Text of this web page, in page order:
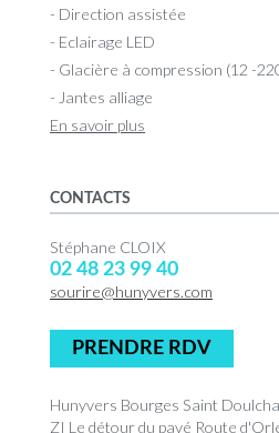
- Direction assistée
- Eclairage LED
- Glacière à compression (12 -
- Jantes alliage
En savoir plus
CONTACTS
Stéphane CLOIX
02 48 23 99 40
sourire@hunyvers.com
PRENDRE RDV
Hunyvers Bourges Saint
ZI Le détour du pavé Route